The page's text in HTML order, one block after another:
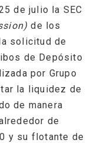
de julio la SEC
de los
solicitud de
de Depósito
por Grupo
la liquidez de
de manera
de
y su flotante de